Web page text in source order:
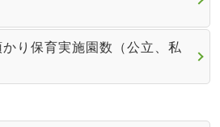
り保育実施園数（公立、私